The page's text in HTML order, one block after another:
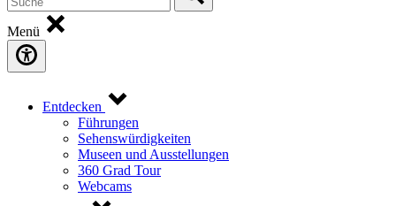
Menü
Entdecken
Führungen
Sehenswürdigkeiten
Museen und Ausstellungen
360 Grad Tour
Webcams